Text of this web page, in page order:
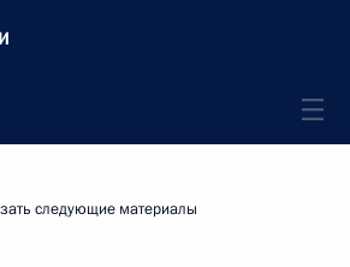
следующие материалы